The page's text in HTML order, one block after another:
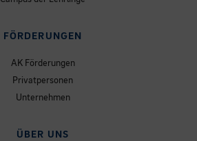
FÖRDERUNGEN
AK Förderungen
Privatpersonen
Unternehmen
ÜBER UNS